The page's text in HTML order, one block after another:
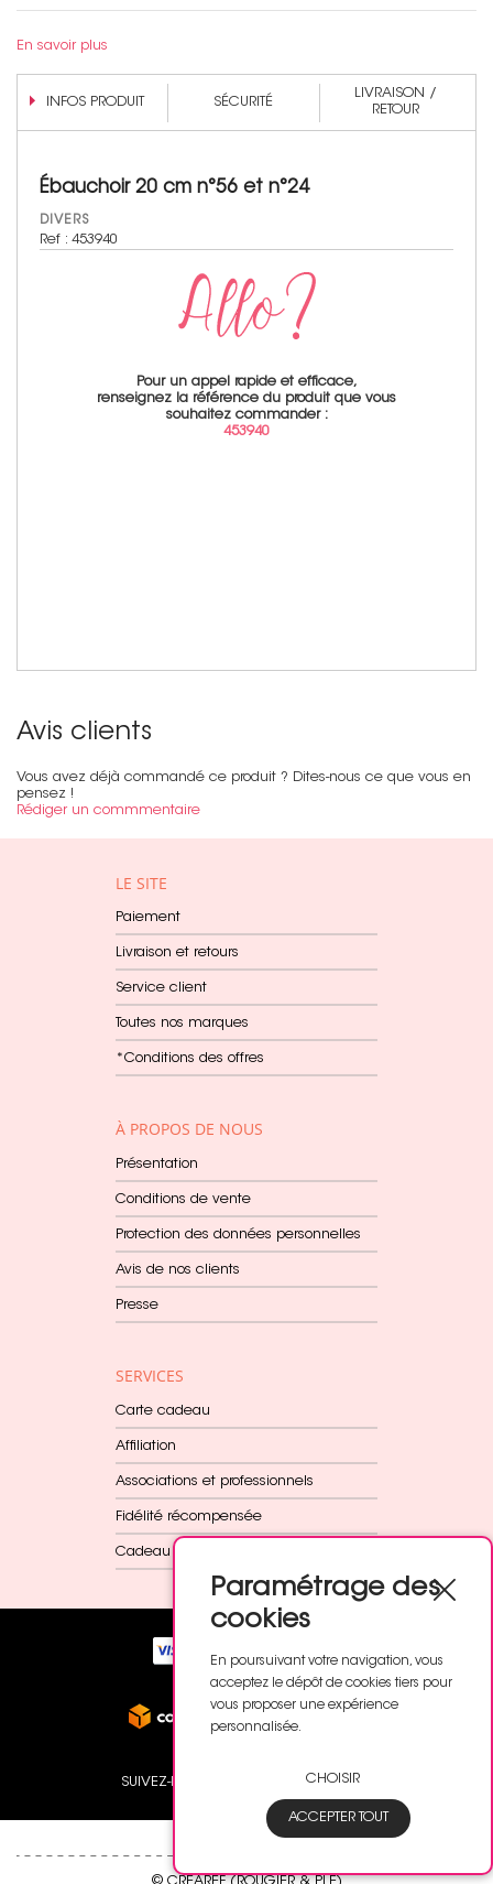
En savoir plus
INFOS PRODUIT SÉCURITÉ
LIVRAISON /
RETOUR
Ébauchoir 20 cm n°56 et n°24
DIVERS
Ref : 453940
Pour un appel rapide et efficace,
renseignez la référence du produit que vous
souhaitez commander :
453940
Avis clients
Vous avez déjà commandé ce produit ? Dites-nous ce que vous en
pensez !
Rédiger un commmentaire
LE SITE
Paiement
Livraison et retours
Service client
Toutes nos marques
*Conditions des offres
À PROPOS DE NOUS
Présentation
Conditions de vente
Protection des données personnelles
Avis de nos clients
Presse
SERVICES
Carte cadeau
Affiliation
Associations et professionnels
Fidélité récompensée
Cadeau dès 60€
SUIVEZ-NOUS
Paramétrage des
cookies
En poursuivant votre navigation, vous
acceptez le dépôt de cookies tiers pour
vous proposer une expérience
personnalisée.
CHOISIR
ACCEPTER TOUT